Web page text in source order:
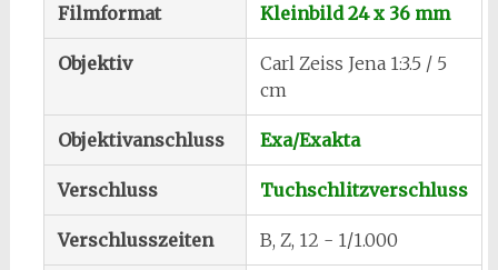
Filmformat Kleinbild 24 x 36 mm
Objektiv
Carl Zeiss Jena 1:3.5 / 5
cm
Objektivanschluss Exa/Exakta
Verschluss Tuchschlitzverschluss
Verschlusszeiten B, Z, 12 - 1/1.000